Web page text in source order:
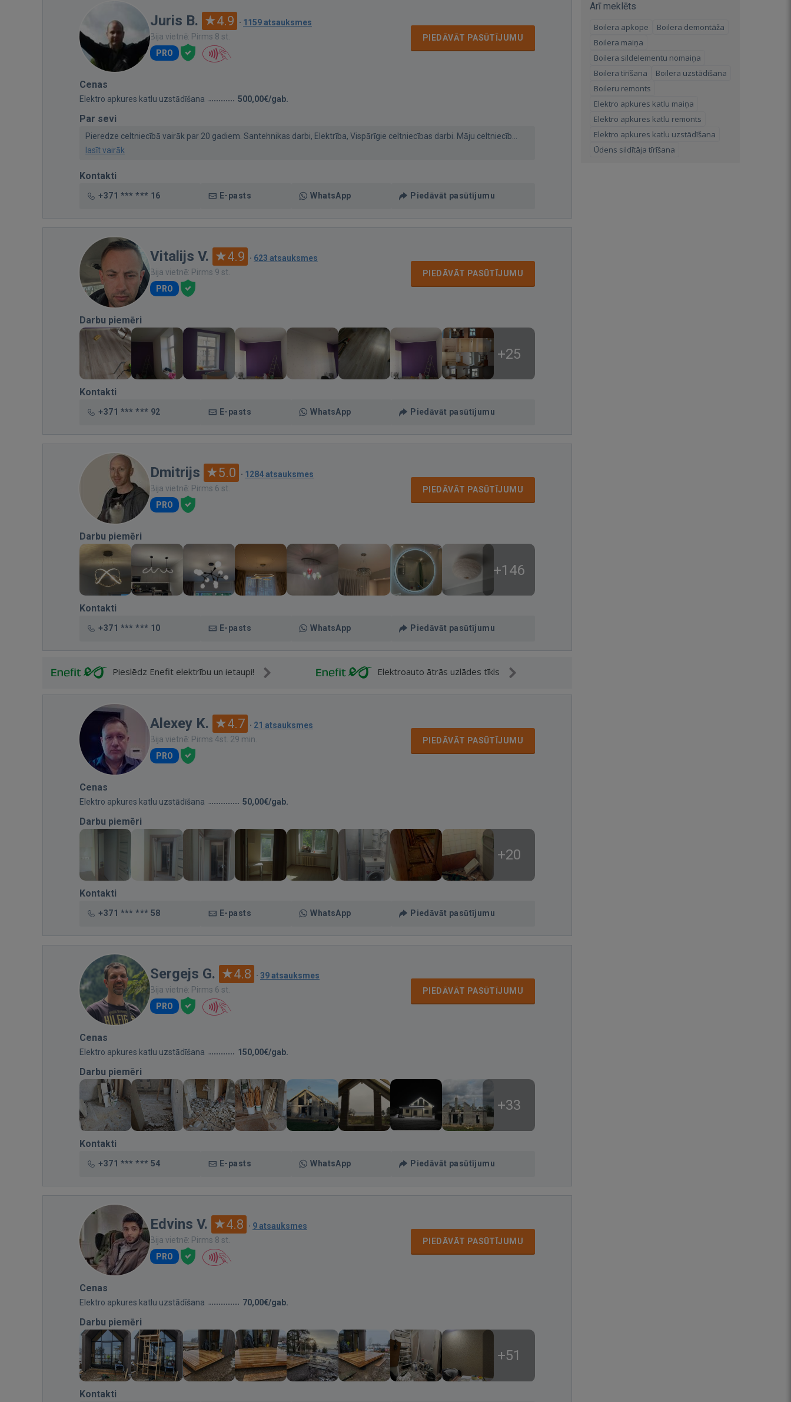
Juris B. 4.9 · 1159 atsauksmes
Bija vietnē: Pirms 8 st.
PRO
PIEDĀVĀT PASŪTĪJUMU
Cenas
Elektro apkures katlu uzstādīšana 500,00€/gab.
Par sevi
Pieredze celtniecībā vairāk par 20 gadiem. Santehnikas darbi, Elektrība, Vispārīgie celtniecības darbi. Māju celtniecīb...
lasīt vairāk
Kontakti
+371 *** *** 16 E-pasts WhatsApp Piedāvāt pasūtījumu
Vitalijs V. 4.9 · 623 atsauksmes
Bija vietnē: Pirms 9 st.
PRO
PIEDĀVĀT PASŪTĪJUMU
Darbu piemēri
+25
Kontakti
+371 *** *** 92 E-pasts WhatsApp Piedāvāt pasūtījumu
Dmitrijs 5.0 · 1284 atsauksmes
Bija vietnē: Pirms 6 st.
PRO
PIEDĀVĀT PASŪTĪJUMU
Darbu piemēri
+146
Kontakti
+371 *** *** 10 E-pasts WhatsApp Piedāvāt pasūtījumu
Pieslēdz Enefit elektrību un ietaupi! Elektroauto ātrās uzlādes tīkls
Alexey K. 4.7 · 21 atsauksmes
Bija vietnē: Pirms 4st. 29 min.
PRO
PIEDĀVĀT PASŪTĪJUMU
Cenas
Elektro apkures katlu uzstādīšana 50,00€/gab.
Darbu piemēri
+20
Kontakti
+371 *** *** 58 E-pasts WhatsApp Piedāvāt pasūtījumu
Sergejs G. 4.8 · 39 atsauksmes
Bija vietnē: Pirms 6 st.
PRO
PIEDĀVĀT PASŪTĪJUMU
Cenas
Elektro apkures katlu uzstādīšana 150,00€/gab.
Darbu piemēri
+33
Kontakti
+371 *** *** 54 E-pasts WhatsApp Piedāvāt pasūtījumu
Edvins V. 4.8 · 9 atsauksmes
Bija vietnē: Pirms 8 st.
PRO
PIEDĀVĀT PASŪTĪJUMU
Cenas
Elektro apkures katlu uzstādīšana 70,00€/gab.
Darbu piemēri
+51
Kontakti
Arī meklēts
Boilera apkope
Boilera demontāža
Boilera maiņa
Boilera sildelementu nomaiņa
Boilera tīrīšana
Boilera uzstādīšana
Boileru remonts
Elektro apkures katlu maiņa
Elektro apkures katlu remonts
Elektro apkures katlu uzstādīšana
Ūdens sildītāja tīrīšana